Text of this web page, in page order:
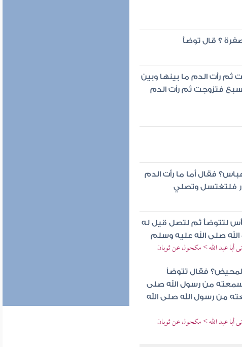
؟ قال توضأ
ثم رأت الدم ما بينها وبين
فتزوجت ثم رأت الدم
فقال أما ما رأت الدم
فلتغتسل وتصلي
بأس لتتوضأ ثم لتصل قيل له
صلى الله عليه وسلم
أبا عبد الله > مكحول عن ثوبان
فقال تتوضأ
من رسول الله صلى
من رسول الله صلى الله
أبا عبد الله > مكحول عن ثوبان